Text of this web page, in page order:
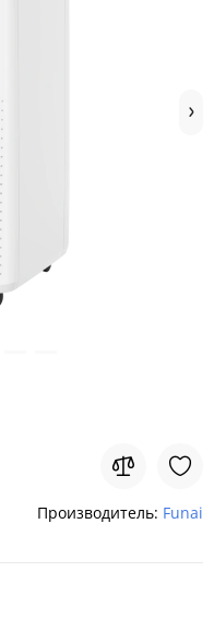
Производитель: Funai